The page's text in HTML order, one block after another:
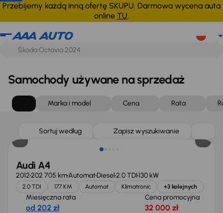
Przebijemy każdą inną ofertę SKUPU. Darmowa wycena auta
online TU.
Samochody używane na sprzedaż
Marka i model Cena Rata
Sortuj według Zapisz wyszukiwanie
Audi A4
2012202 705 kmAutomatDiesel2.0 TDI130 kW
2.0 TDI 177 KM Automat Klimatronic +3 kolejnych
Miesięczna rata
od 202 zł
Cena promocyjna
32 000 zł